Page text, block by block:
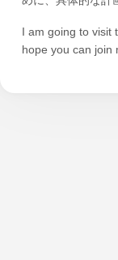
I am going to visit
hope you can join